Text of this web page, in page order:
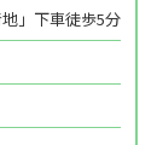
」下車徒歩5分